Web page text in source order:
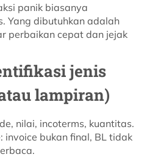
panik biasanya
Yang dibutuhkan adalah
perbaikan cepat dan jejak
jenis
lampiran)
nilai, incoterms, kuantitas.
: invoice bukan final, BL tidak